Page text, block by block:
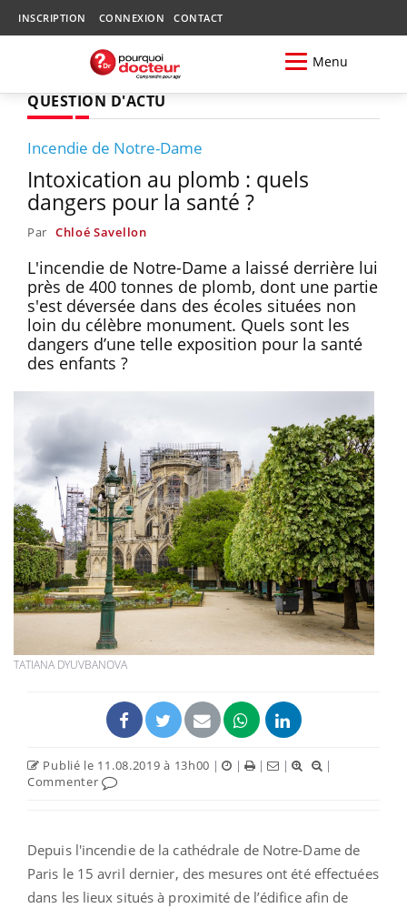
INSCRIPTION CONNEXION CONTACT
Menu
QUESTION D'ACTU
Incendie de Notre-Dame
Intoxication au plomb : quels
dangers pour la santé ?
Par Chloé Savellon
L'incendie de Notre-Dame a laissé derrière lui
près de 400 tonnes de plomb, dont une partie
s'est déversée dans des écoles situées non
loin du célèbre monument. Quels sont les
dangers d’une telle exposition pour la santé
des enfants ?
TATIANA DYUVBANOVA
Publié le 11.08.2019 à 13h00 | | | |
|
Commenter
Depuis l'incendie de la cathédrale de Notre-Dame de
Paris le 15 avril dernier, des mesures ont été effectuées
dans les lieux situés à proximité de l’édifice afin de